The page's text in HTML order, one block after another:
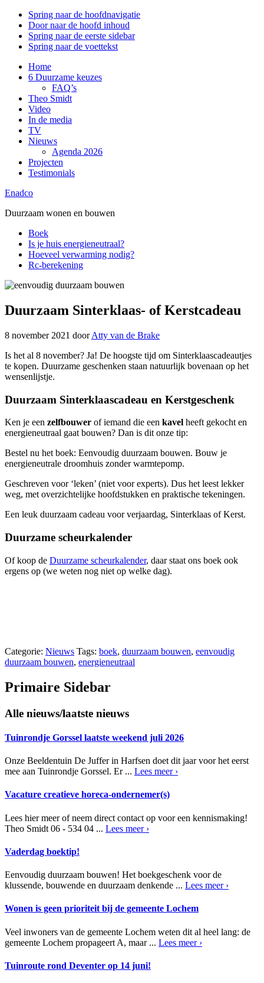
Spring naar de hoofdnavigatie
Door naar de hoofd inhoud
Spring naar de eerste sidebar
Spring naar de voettekst
Home
6 Duurzame keuzes
FAQ’s
Theo Smidt
Video
In de media
TV
Nieuws
Agenda 2026
Projecten
Testimonials
Enadco
Duurzaam wonen en bouwen
Boek
Is je huis energieneutraal?
Hoeveel verwarming nodig?
Rc-berekening
Duurzaam Sinterklaas- of Kerstcadeau
8 november 2021 doorAtty van de Brake
Is het al 8 november? Ja! De hoogste tijd om Sinterklaascadeautjes
te kopen. Duurzame geschenken staan natuurlijk bovenaan op het
wensenlijstje.
Duurzaam Sinterklaascadeau en Kerstgeschenk
Ken je een zelfbouwer of iemand die een kavel heeft gekocht en
energieneutraal gaat bouwen? Dan is dit onze tip:
Bestel nu het boek: Eenvoudig duurzaam bouwen. Bouw je
energieneutrale droomhuis zonder warmtepomp.
Geschreven voor ‘leken’ (niet voor experts). Dus het leest lekker
weg, met overzichtelijke hoofdstukken en praktische tekeningen.
Een leuk duurzaam cadeau voor verjaardag, Sinterklaas of Kerst.
Duurzame scheurkalender
Of koop de Duurzame scheurkalender, daar staat ons boek ook
ergens op (we weten nog niet op welke dag).
Categorie: Nieuws Tags: boek, duurzaam bouwen, eenvoudig
duurzaam bouwen, energieneutraal
Primaire Sidebar
Alle nieuws/laatste nieuws
Tuinrondje Gorssel laatste weekend juli 2026
Onze Beeldentuin De Juffer in Harfsen doet dit jaar voor het eerst
mee aan Tuinrondje Gorssel. Er ... Lees meer ›
Vacature creatieve horeca-ondernemer(s)
Lees hier meer of neem direct contact op voor een kennismaking!
Theo Smidt 06 - 534 04 ... Lees meer ›
Vaderdag boektip!
Eenvoudig duurzaam bouwen! Het boekgeschenk voor de
klussende, bouwende en duurzaam denkende ... Lees meer ›
Wonen is geen prioriteit bij de gemeente Lochem
Veel inwoners van de gemeente Lochem weten dit al heel lang: de
gemeente Lochem propageert A, maar ... Lees meer ›
Tuinroute rond Deventer op 14 juni!